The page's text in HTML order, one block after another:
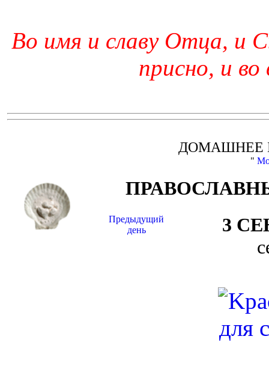
Во имя и славу Отца, и
присно, и во
ДОМАШНЕЕ
"
Предыдущий
день
3